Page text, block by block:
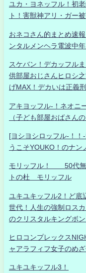
ユカ・ヨネッフル！初
ト！害獣神アリ・ガー
おネコさん的まとめ速
ンタルメンヘラ電波中
スケバン！デカッフル
供部屋おじさんヒロシ
げMAX！デカいは正義
アキヨッフル-！ネオニ
（子ども部屋おばさん
[ヨシヨシロッフル-！！
うこそYOUKO！のナン
モリッフル！ 50代無
トの杜 モリッフル
ユキユキッフル2！ど底
世代！人生の強制ロス
のクリスタルキングボ
ヒロコンプレックス
ャアラフィフ女子のめ
ユキユキッフル3！